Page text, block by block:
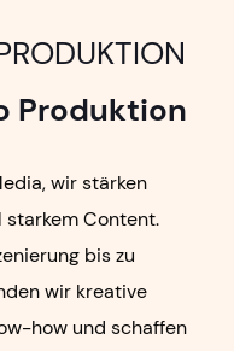
Produktion
wir stärken
Content.
bis zu
wir kreative
how und schaffen